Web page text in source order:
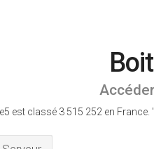
est classé 3 515 252 en France.